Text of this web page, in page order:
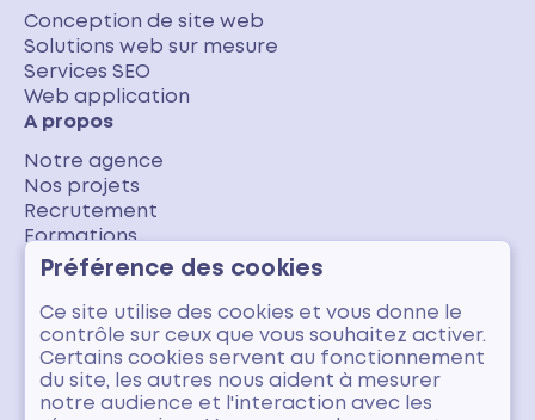
Conception de site web
Solutions web sur mesure
Services SEO
Web application
A propos
Notre agence
Nos projets
Recrutement
Formations
Nos avis clients
Numérique responsable
Code & Architecture
Acquisition & SEO
Vie d'agence
Préférence des cookies
Ce site utilise des cookies et vous donne le
contrôle sur ceux que vous souhaitez activer.
Certains cookies servent au fonctionnement
du site, les autres nous aident à mesurer
notre audience et l'interaction avec les